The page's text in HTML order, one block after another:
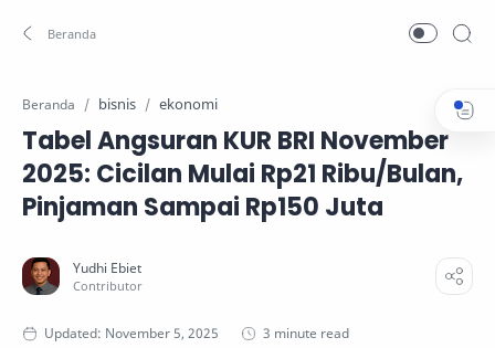
Beranda bisnis ekonomi
Tabel Angsuran KUR BRI November
2025: Cicilan Mulai Rp21 Ribu/Bulan,
Pinjaman Sampai Rp150 Juta
3 minute read